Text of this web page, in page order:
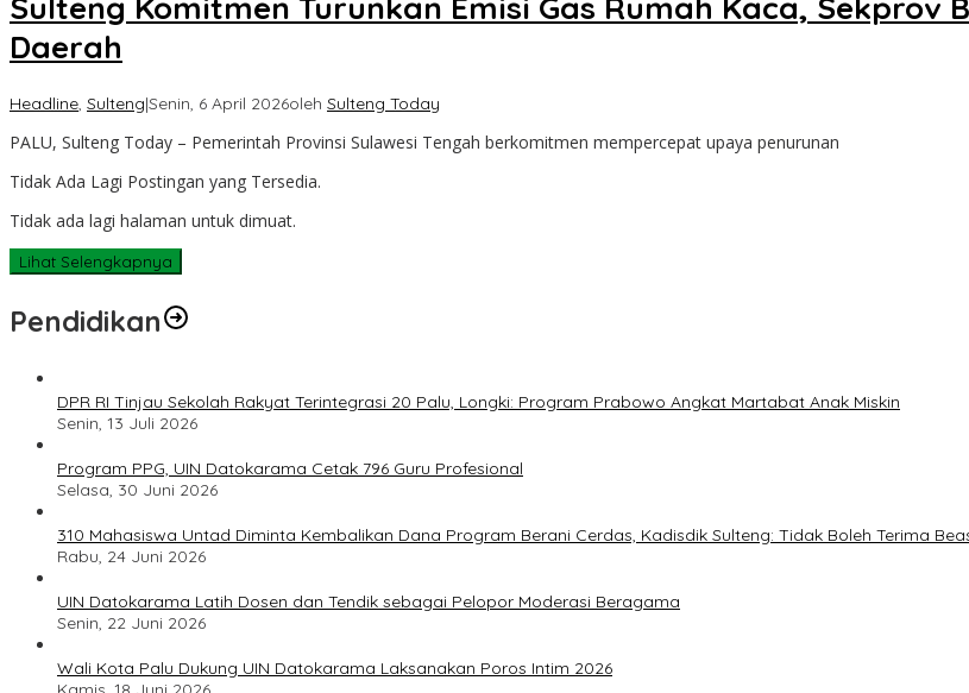
Daerah
Headline, Sulteng|Senin, 6 April 2026oleh Sulteng Today
PALU, Sulteng Today – Pemerintah Provinsi Sulawesi Tengah berkomitmen mempercepat upaya penurunan
Tidak Ada Lagi Postingan yang Tersedia.
Tidak ada lagi halaman untuk dimuat.
Lihat Selengkapnya
Pendidikan
DPR RI Tinjau Sekolah Rakyat Terintegrasi 20 Palu, Longki: Program Prabowo Angkat Martabat Anak Miskin
Senin, 13 Juli 2026
Program PPG, UIN Datokarama Cetak 796 Guru Profesional
Selasa, 30 Juni 2026
310 Mahasiswa Untad Diminta Kembalikan Dana Program Berani Cerdas, Kadisdik Sulteng: Tidak Boleh Terima
Rabu, 24 Juni 2026
UIN Datokarama Latih Dosen dan Tendik sebagai Pelopor Moderasi Beragama
Senin, 22 Juni 2026
Wali Kota Palu Dukung UIN Datokarama Laksanakan Poros Intim 2026